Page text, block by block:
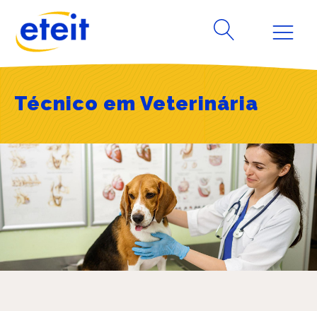
Técnico em Veterinária